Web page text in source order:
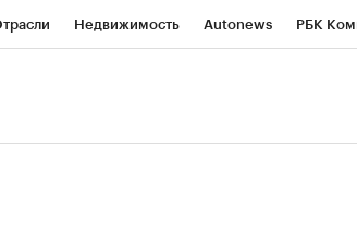
Недвижимость Autonews РБК